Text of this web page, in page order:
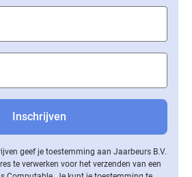
geef je toestemming aan Jaarbeurs B.V.
te verwerken voor het verzenden van een